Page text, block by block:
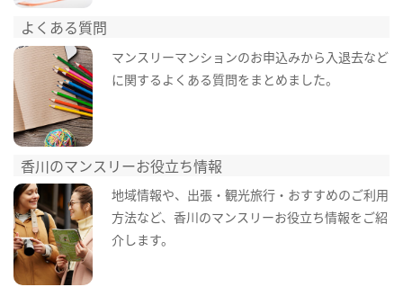
よくある質問
マンスリーマンションのお申込みから入退去など
に関するよくある質問をまとめました。
香川のマンスリーお役立ち情報
地域情報や、出張・観光旅行・おすすめのご利用
方法など、香川のマンスリーお役立ち情報をご紹
介します。